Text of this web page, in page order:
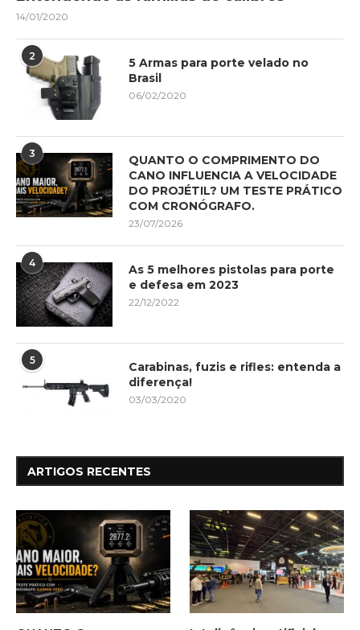
14/01/2020
2
5 Armas para porte velado no
Brasil
06/02/2020
3
QUANTO O COMPRIMENTO DO
CANO INFLUENCIA A VELOCIDADE
DO PROJÉTIL? UM TESTE PRÁTICO
COM CRONÓGRAFO.
23/07/2026
4
As 5 melhores pistolas para porte
e defesa em 2023
22/12/2022
5
Carabinas, fuzis e rifles: entenda a
diferença!
03/03/2020
ARTIGOS RECENTES